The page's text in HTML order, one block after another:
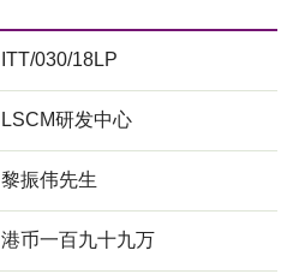
ITT/030/18LP
LSCM研发中心
黎振伟先生
港币一百九十九万